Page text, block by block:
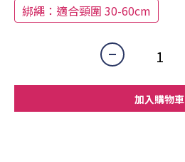
綁繩：適合頸圍 30-60cm
加入購物車